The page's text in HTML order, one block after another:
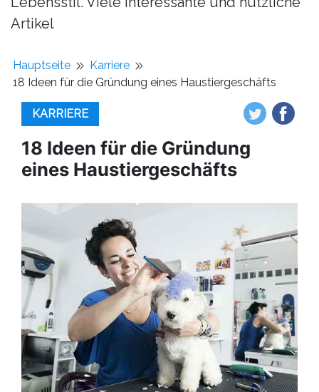
Artikel
Hauptseite
Karriere
18 Ideen für die Gründung eines Haustiergeschäfts
KARRIERE
18 Ideen für die Gründung
eines Haustiergeschäfts